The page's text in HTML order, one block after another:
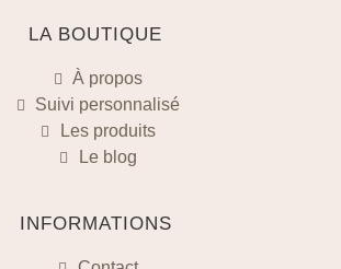
LA BOUTIQUE
À propos
Suivi personnalisé
Les produits
Le blog
INFORMATIONS